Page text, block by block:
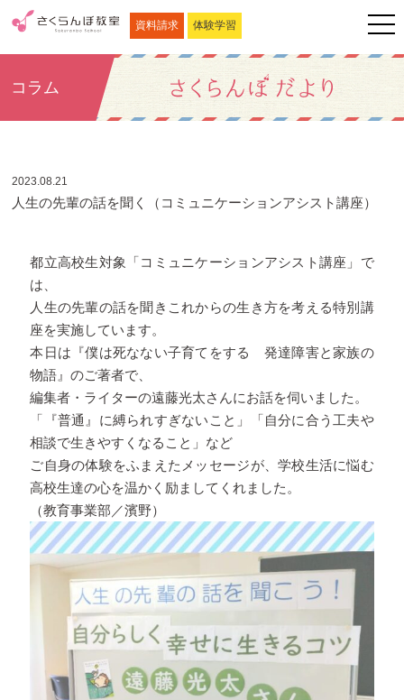
資料請求 体験学習
コラム
2023.08.21
人生の先輩の話を聞く（コミュニケーションアシスト講座）
都立高校生対象「コミュニケーションアシスト講座」で
は、
人生の先輩の話を聞きこれからの生き方を考える特別講
座を実施しています。
本日は『僕は死なない子育てをする 発達障害と家族の
物語』のご著者で、
編集者・ライターの遠藤光太さんにお話を伺いました。
「『普通』に縛られすぎないこと」「自分に合う工夫や
相談で生きやすくなること」など
ご自身の体験をふまえたメッセージが、学校生活に悩む
高校生達の心を温かく励ましてくれました。
（教育事業部／濱野）